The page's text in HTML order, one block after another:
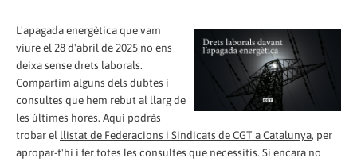
L'apagada energètica que vam
viure el 28 d'abril de 2025 no ens
deixa sense drets laborals.
Compartim alguns dels dubtes i
consultes que hem rebut al llarg de
les últimes hores. Aquí podràs
trobar el llistat de Federacions i Sindicats de CGT a Catalunya, per
apropar-t'hi i fer totes les consultes que necessitis. Si encara no